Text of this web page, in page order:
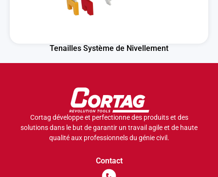
Tenailles Système de Nivellement
Cortag développe et perfectionne des produits et des
solutions dans le but de garantir un travail agile et de haute
qualité aux professionnels du génie civil.
Contact